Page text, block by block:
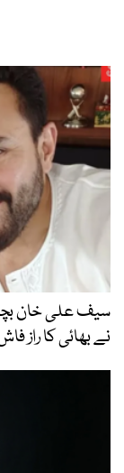
سیف علی خان
نے بھائی کا راز